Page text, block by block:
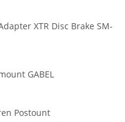
XTR Disc Brake SM-
GABEL
Postount